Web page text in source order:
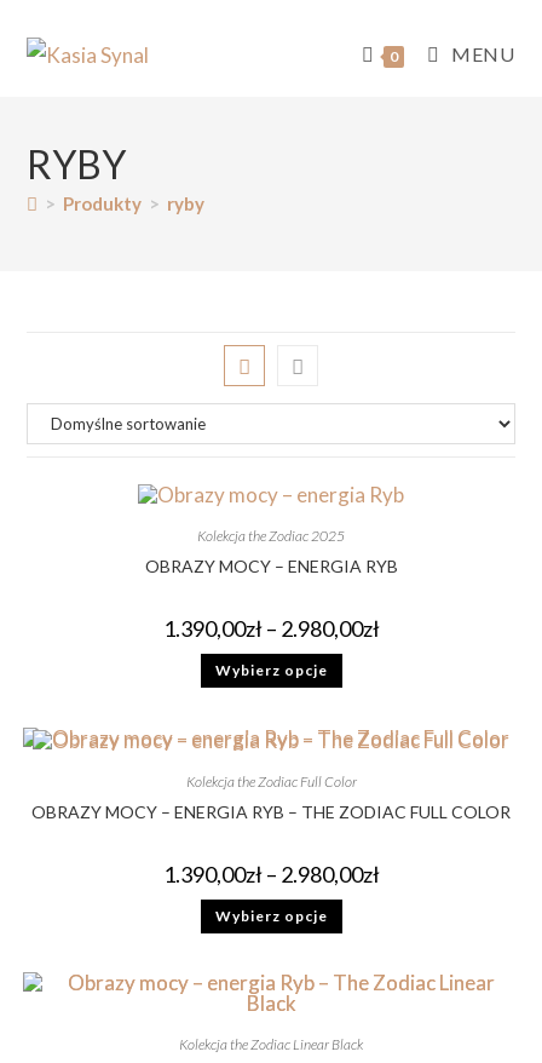
0 MENU
RYBY
> Produkty > ryby
Kolekcja the Zodiac 2025
OBRAZY MOCY – ENERGIA RYB
1.390,00zł – 2.980,00zł
Wybierz opcje
Kolekcja the Zodiac Full Color
OBRAZY MOCY – ENERGIA RYB – THE ZODIAC FULL COLOR
1.390,00zł – 2.980,00zł
Wybierz opcje
Kolekcja the Zodiac Linear Black